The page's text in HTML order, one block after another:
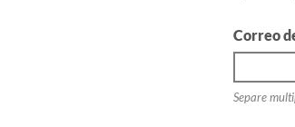
Correo
Separe